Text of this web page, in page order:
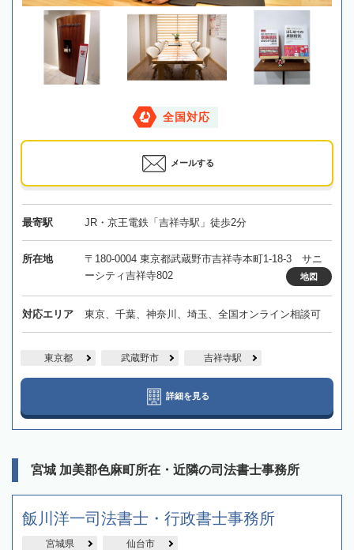
全国対応
メールする
最寄駅 JR・京王電鉄「吉祥寺駅」徒歩2分
所在地
〒180-0004 東京都武蔵野市吉祥寺本町1-18-3 サニ
ーシティ吉祥寺802
地図
対応エリア 東京、千葉、神奈川、埼玉、全国オンライン相談可
東京都 武蔵野市 吉祥寺駅
詳細を見る
宮城 加美郡色麻町所在・近隣の司法書士事務所
飯川洋一司法書士・行政書士事務所
宮城県 仙台市